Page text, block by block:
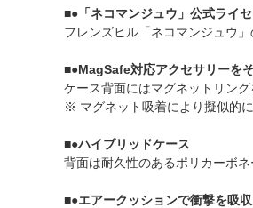
■●「ネコマンジュウ」公式ライ
フレンズヒル「ネコマンジュウ
■●MagSafe対応アクセサリーを
ケース背面にはマグネットリン
※ マグネット吸着により擬似的
■●ハイブリッドケース
背面は耐久性のあるポリカーボ
■●エアークッションで衝撃を吸収